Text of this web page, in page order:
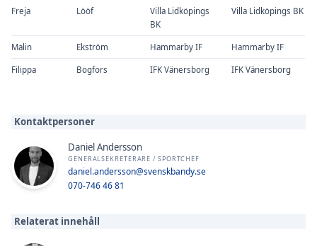
Freja Lööf
Villa Lidköpings
BK
Villa Lidköpings BK
Malin Ekström Hammarby IF Hammarby IF
Filippa Bogfors IFK Vänersborg IFK Vänersborg
Kontaktpersoner
Daniel Andersson
GENERALSEKRETERARE / SPORTCHEF
daniel.andersson@svenskbandy.se
070-746 46 81
Relaterat innehåll